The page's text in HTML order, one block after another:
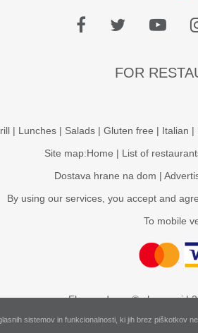
FOR
| Lunches| Salads| Gluten free | Italian |
Site map:Home | List of
Dostava hrane na dom |
By using our services, you accept and
To mobile
Ehrana d.o.o. © ehrana.si |
sistemov in funkcionalnosti, ki jih brez piškotkov